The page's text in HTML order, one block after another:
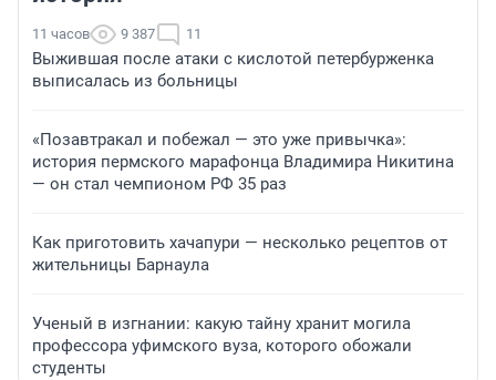
11 часов 9 387 11
Выжившая после атаки с кислотой петербурженка
выписалась из больницы
«Позавтракал и побежал — это уже привычка»:
история пермского марафонца Владимира Никитина
— он стал чемпионом РФ 35 раз
Как приготовить хачапури — несколько рецептов от
жительницы Барнаула
Ученый в изгнании: какую тайну хранит могила
профессора уфимского вуза, которого обожали
студенты